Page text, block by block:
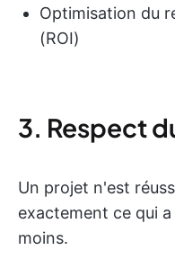
Optimisation du
(ROI)
3. Respect
Un projet n'est
exactement ce qui
moins.